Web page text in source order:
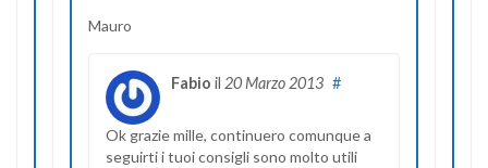
Mauro
Fabio il 20 Marzo 2013 #
Ok grazie mille, continuero comunque a
seguirti i tuoi consigli sono molto utili